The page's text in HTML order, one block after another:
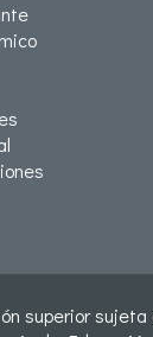
superior sujeta